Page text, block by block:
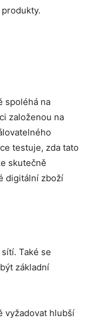
spoléhá na
založenou na
testuje, zda tato
skutečně
digitální zboží
Také se
základní
vyžadovat hlubší